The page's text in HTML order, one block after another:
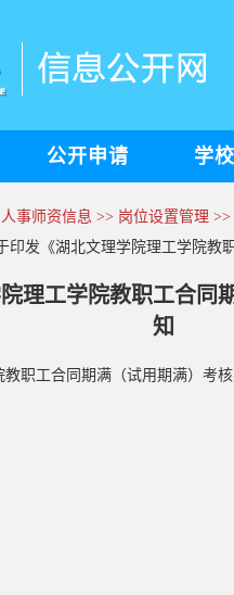
公开申请 学
人事师资信息 >> 岗位设置管理 >>
印发《湖北文理学院理工学院教
理工学院教职工合同
知
职工合同期满（试用期满）考核